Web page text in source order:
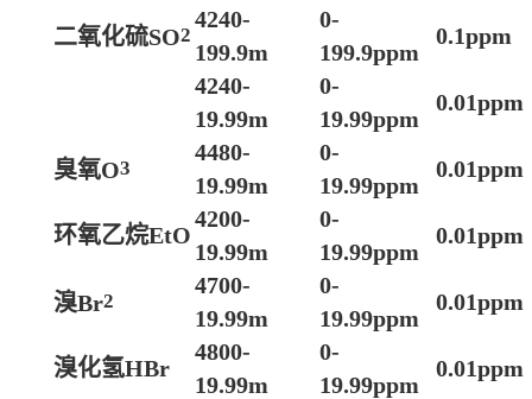
二氧化硫SO2
4240-
199.9m
0-
199.9ppm
0.1ppm
4240-
19.99m
0-
19.99ppm
0.01ppm
臭氧O3
4480-
19.99m
0-
19.99ppm
0.01ppm
环氧乙烷EtO
4200-
19.99m
0-
19.99ppm
0.01ppm
溴Br2
4700-
19.99m
0-
19.99ppm
0.01ppm
溴化氢HBr
4800-
19.99m
0-
19.99ppm
0.01ppm